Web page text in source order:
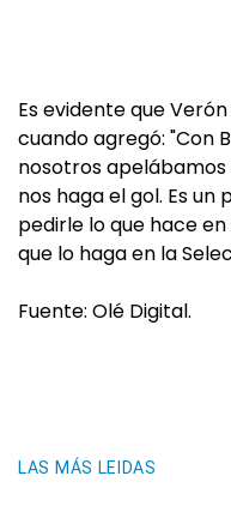
Es evidente que
cuando agregó: "Con
nosotros apelábamos
nos haga el gol. Es
pedirle lo que hace
que lo haga en la
Fuente: Olé Digital.
LAS MÁS LEIDAS